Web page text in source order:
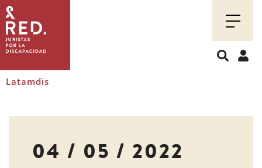
Juristas
por
la
discapacidad
Latamdis
04 / 05 / 2022